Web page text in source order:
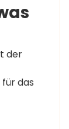
der
das